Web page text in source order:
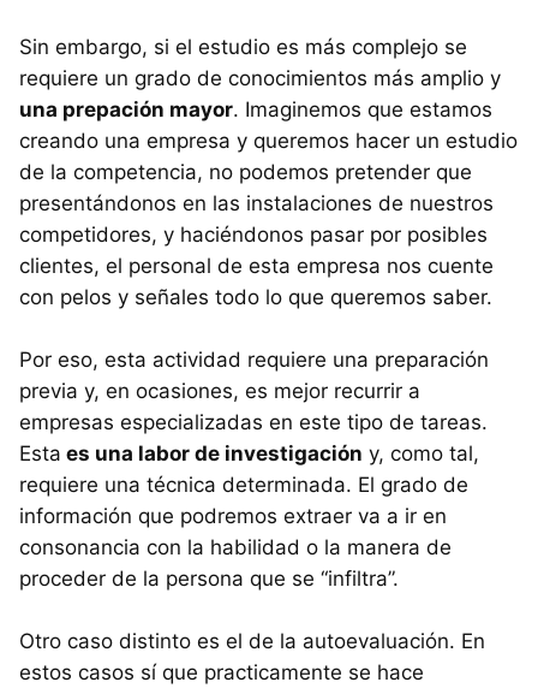
Sin embargo, si el estudio es más complejo se
requiere un grado de conocimientos más amplio y
una prepación mayor. Imaginemos que estamos
creando una empresa y queremos hacer un estudio
de la competencia, no podemos pretender que
presentándonos en las instalaciones de nuestros
competidores, y haciéndonos pasar por posibles
clientes, el personal de esta empresa nos cuente
con pelos y señales todo lo que queremos saber.
Por eso, esta actividad requiere una preparación
previa y, en ocasiones, es mejor recurrir a
empresas especializadas en este tipo de tareas.
Esta es una labor de investigación y, como tal,
requiere una técnica determinada. El grado de
información que podremos extraer va a ir en
consonancia con la habilidad o la manera de
proceder de la persona que se “infiltra”.
Otro caso distinto es el de la autoevaluación. En
estos casos sí que practicamente se hace